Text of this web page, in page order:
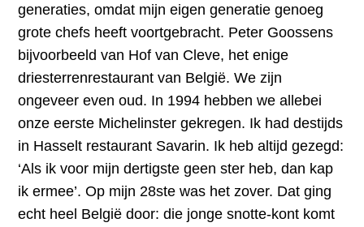
generaties, omdat mijn eigen generatie genoeg
grote chefs heeft voortgebracht. Peter Goossens
bijvoorbeeld van Hof van Cleve, het enige
driesterrenrestaurant van België. We zijn
ongeveer even oud. In 1994 hebben we allebei
onze eerste Michelinster gekregen. Ik had destijds
in Hasselt restaurant Savarin. Ik heb altijd gezegd:
‘Als ik voor mijn dertigste geen ster heb, dan kap
ik ermee’. Op mijn 28ste was het zover. Dat ging
echt heel België door: die jonge snotte-kont komt